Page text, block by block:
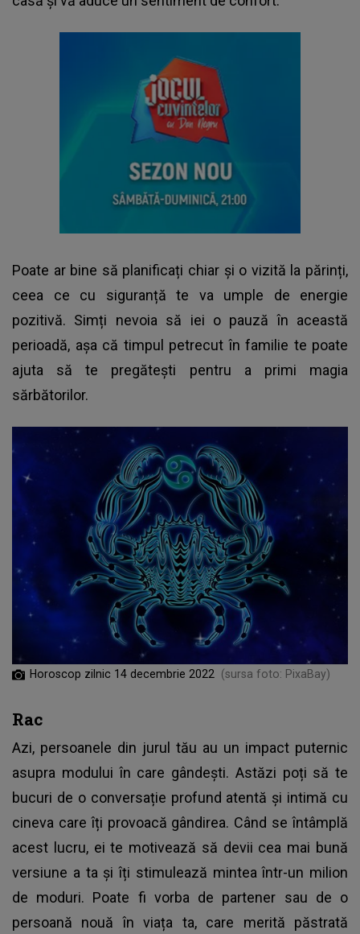
Poate ar bine să planificați chiar și o vizită la părinți,
ceea ce cu siguranță te va umple de energie
pozitivă. Simți nevoia să iei o pauză în această
perioadă, așa că timpul petrecut în familie te poate
ajuta să te pregătești pentru a primi magia
sărbătorilor.
Horoscop zilnic 14 decembrie 2022 (sursa foto: PixaBay)
Rac
Azi, persoanele din jurul tău au un impact puternic
asupra modului în care gândești. Astăzi poți să te
bucuri de o conversație profund atentă și intimă cu
cineva care îți provoacă gândirea. Când se întâmplă
acest lucru, ei te motivează să devii cea mai bună
versiune a ta și îți stimulează mintea într-un milion
de moduri. Poate fi vorba de partener sau de o
persoană nouă în viața ta, care merită păstrată